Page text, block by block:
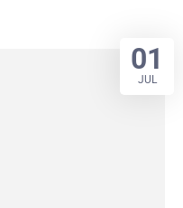
01
JUL